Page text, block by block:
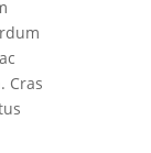
Cras